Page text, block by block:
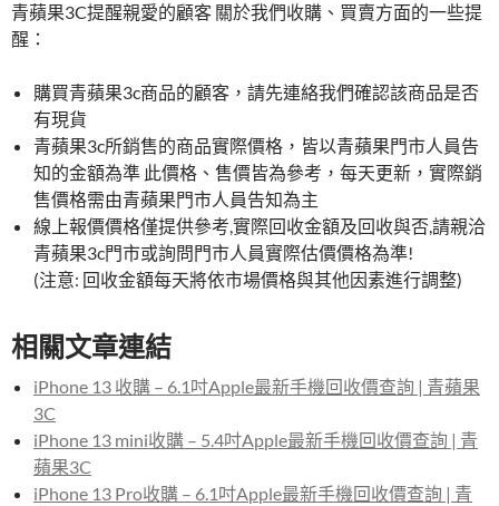
青蘋果3C提醒親愛的顧客 關於我們收購、買賣方面的一些提
醒：
購買青蘋果3c商品的顧客，請先連絡我們確認該商品是否
有現貨
青蘋果3c所銷售的商品實際價格，皆以青蘋果門市人員告
知的金額為準 此價格、售價皆為參考，每天更新，實際銷
售價格需由青蘋果門市人員告知為主
線上報價價格僅提供參考,實際回收金額及回收與否,請親洽
青蘋果3c門市或詢問門市人員實際估價價格為準!
(注意: 回收金額每天將依市場價格與其他因素進行調整)
相關文章連結
iPhone 13 收購 – 6.1吋Apple最新手機回收價查詢 | 青蘋果
3C
iPhone 13 mini收購 – 5.4吋Apple最新手機回收價查詢 | 青
蘋果3C
iPhone 13 Pro收購 – 6.1吋Apple最新手機回收價查詢 | 青